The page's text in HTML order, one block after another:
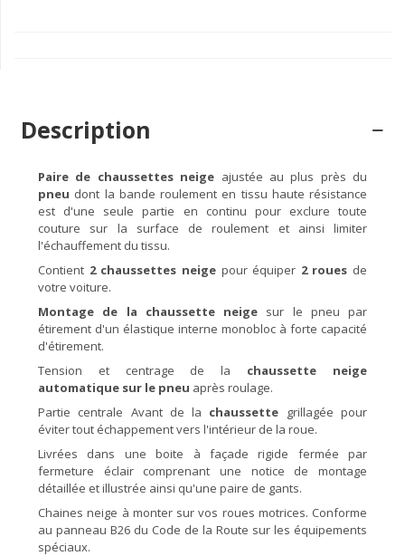
Description
Paire de chaussettes neige ajustée au plus près du
pneu dont la bande roulement en tissu haute résistance
est d'une seule partie en continu pour exclure toute
couture sur la surface de roulement et ainsi limiter
l'échauffement du tissu.
Contient 2 chaussettes neigepour équiper 2 roues de
votre voiture.
Montage de la chaussette neige sur le pneu par
étirement d'un élastique interne monobloc à forte capacité
d'étirement.
Tension et centrage de la chaussette neige
automatique sur le pneu après roulage.
Partie centrale Avant de la chaussette grillagée pour
éviter tout échappement vers l'intérieur de la roue.
Livrées dans une boite à façade rigide fermée par
fermeture éclair comprenant une notice de montage
détaillée et illustrée ainsi qu'une paire de gants.
Chaines neige à monter sur vos roues motrices. Conforme
au panneau B26 du Code de la Route sur les équipements
spéciaux.